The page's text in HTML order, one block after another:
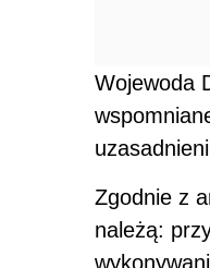
Wojewoda
Zgodnie z
należą: